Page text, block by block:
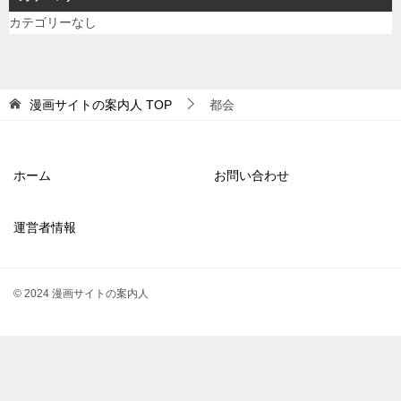
カテゴリーなし
漫画サイトの案内人 TOP 都会
ホーム お問い合わせ
運営者情報
© 2024 漫画サイトの案内人